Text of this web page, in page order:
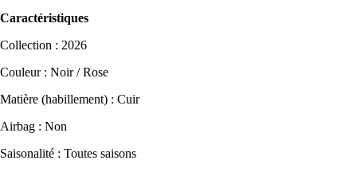
Caractéristiques
Collection : 2026
Couleur : Noir / Rose
Matière (habillement) : Cuir
Airbag : Non
Saisonalité : Toutes saisons